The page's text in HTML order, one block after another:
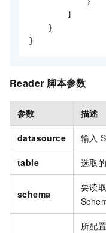
]
}
}
Reader 脚本参数
参数 描述
datasource 输入
table 选取
schema
要读
所配